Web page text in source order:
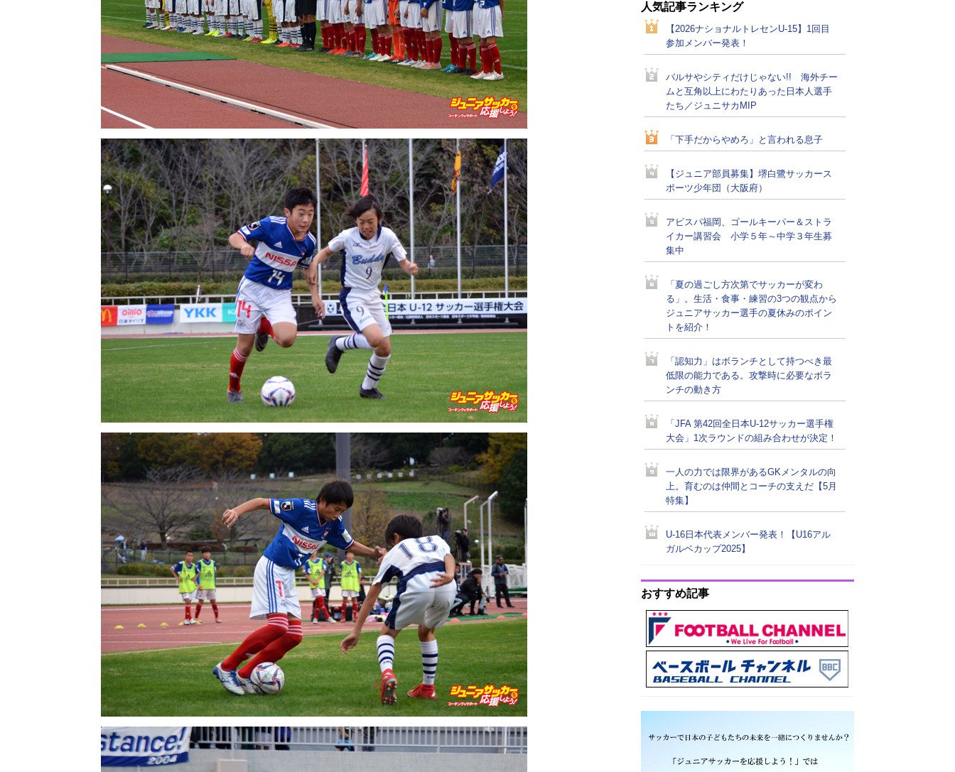
人気記事ランキング
【2026ナショナルトレセンU-15】1回目
参加メンバー発表！
バルサやシティだけじゃない!! 海外チー
ムと互角以上にわたりあった日本人選手
たち／ジュニサカMIP
「下手だからやめろ」と言われる息子
【ジュニア部員募集】堺白鷺サッカース
ポーツ少年団（大阪府）
アビスパ福岡、ゴールキーパー＆ストラ
イカー講習会 小学５年～中学３年生募
集中
「夏の過ごし方次第でサッカーが変わ
る」。生活・食事・練習の3つの観点から
ジュニアサッカー選手の夏休みのポイン
トを紹介！
「認知力」はボランチとして持つべき最
低限の能力である。攻撃時に必要なボラ
ンチの動き方
「JFA 第42回全日本U-12サッカー選手権
大会」1次ラウンドの組み合わせが決定！
一人の力では限界があるGKメンタルの向
上。育むのは仲間とコーチの支えだ【5月
特集】
U-16日本代表メンバー発表！【U16アル
ガルベカップ2025】
おすすめ記事